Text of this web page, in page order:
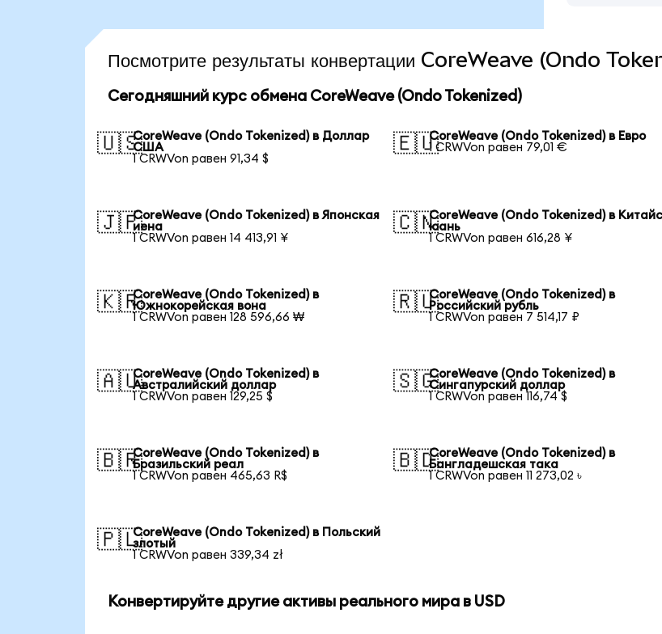
Посмотрите результаты конвертации CoreWeave (Ondo
Сегодняшний курс обмена CoreWeave (Ondo Tokenized)
🇺🇸CoreWeave (Ondo Tokenized) в Доллар
США
1 CRWVon равен 91,34 $
🇪🇺CoreWeave (Ondo Tokenized) в Евро
1 CRWVon равен 79,01 €
🇯🇵CoreWeave (Ondo Tokenized) в Японская
иена
1 CRWVon равен 14 413,91 ¥
🇨🇳CoreWeave (Ondo Tokenized) в
юань
1 CRWVon равен 616,28 ¥
🇰🇷CoreWeave (Ondo Tokenized) в
Южнокорейская вона
1 CRWVon равен 128 596,66 ₩
🇷🇺CoreWeave (Ondo Tokenized) в
Российский рубль
1 CRWVon равен 7 514,17 ₽
🇦🇺CoreWeave (Ondo Tokenized) в
Австралийский доллар
1 CRWVon равен 129,25 $
🇸🇬CoreWeave (Ondo Tokenized) в
Сингапурский доллар
1 CRWVon равен 116,74 $
🇧🇷CoreWeave (Ondo Tokenized) в
Бразильский реал
1 CRWVon равен 465,63 R$
🇧🇩CoreWeave (Ondo Tokenized) в
Бангладешская така
1 CRWVon равен 11 273,02 ৳
🇵🇱CoreWeave (Ondo Tokenized) в Польский
злотый
1 CRWVon равен 339,34 zł
Конвертируйте другие активы реального мира в USD